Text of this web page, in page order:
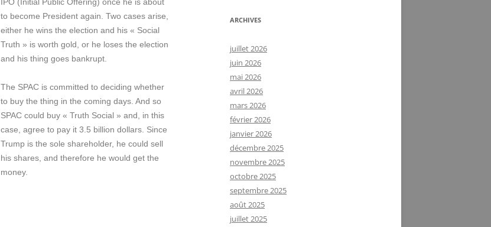
to become President again. Two cases arise,
either he wins the election and his « Social
Truth » is worth gold, or he loses the election
and his thing goes bankrupt.
The SPAC is committed to deciding whether
to buy the thing in the coming days. And so
SPAC could buy « Truth Social » and, in this
case, agree to pay it 3.5 billion dollars. Since
Trump is the sole shareholder, he could sell
his shares, and therefore he would get the
money.
ARCHIVES
juillet 2026
juin 2026
mai 2026
avril 2026
mars 2026
février 2026
janvier 2026
décembre 2025
novembre 2025
octobre 2025
septembre 2025
août 2025
juillet 2025